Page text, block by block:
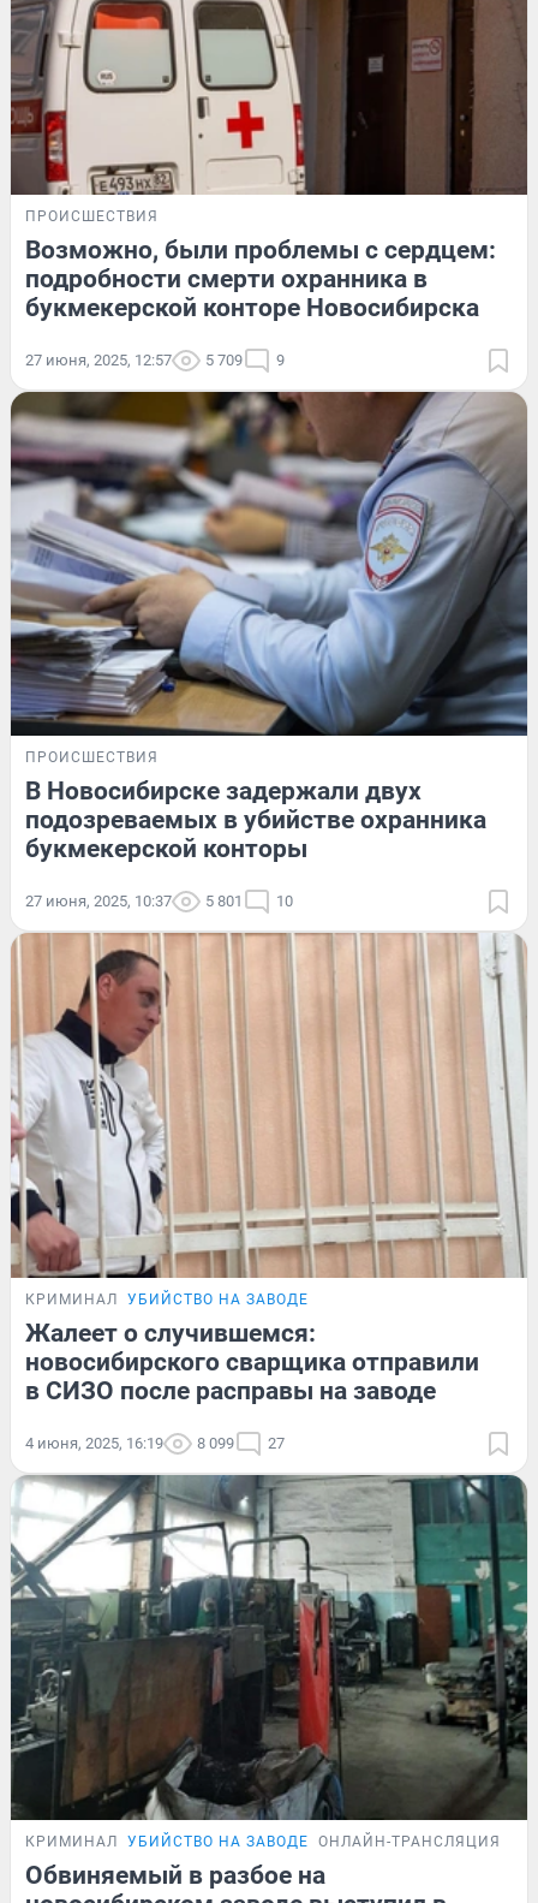
ПРОИСШЕСТВИЯ
Возможно, были проблемы с сердцем:
подробности смерти охранника в
букмекерской конторе Новосибирска
27 июня, 2025, 12:57 5 709 9
ПРОИСШЕСТВИЯ
В Новосибирске задержали двух
подозреваемых в убийстве охранника
букмекерской конторы
27 июня, 2025, 10:37 5 801 10
КРИМИНАЛ УБИЙСТВО НА ЗАВОДЕ
Жалеет о случившемся:
новосибирского сварщика отправили
в СИЗО после расправы на заводе
4 июня, 2025, 16:19 8 099 27
КРИМИНАЛ УБИЙСТВО НА ЗАВОДЕ ОНЛАЙН-ТРАНСЛЯЦИЯ
Обвиняемый в разбое на